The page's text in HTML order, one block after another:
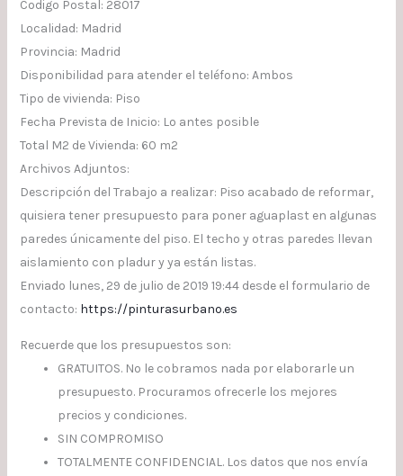
Codigo Postal: 28017
Localidad: Madrid
Provincia: Madrid
Disponibilidad para atender el teléfono: Ambos
Tipo de vivienda: Piso
Fecha Prevista de Inicio: Lo antes posible
Total M2 de Vivienda: 60 m2
Archivos Adjuntos:
Descripción del Trabajo a realizar: Piso acabado de reformar,
quisiera tener presupuesto para poner aguaplast en algunas
paredes únicamente del piso. El techo y otras paredes llevan
aislamiento con pladur y ya están listas.
Enviado lunes, 29 de julio de 2019 19:44 desde el formulario de
contacto: https://pinturasurbano.es
Recuerde que los presupuestos son:
GRATUITOS. No le cobramos nada por elaborarle un
presupuesto. Procuramos ofrecerle los mejores
precios y condiciones.
SIN COMPROMISO
TOTALMENTE CONFIDENCIAL. Los datos que nos envía